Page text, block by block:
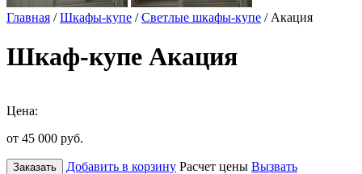
Главная /Шкафы-купе /Светлые шкафы-купе / Акация
Шкаф-купе Акация
Цена:
от 45 000 руб.
Заказать Добавить в корзину Расчет цены Вызвать